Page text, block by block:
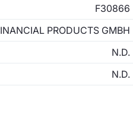
F30866
PRODUCTS GMBH
N.D.
N.D.